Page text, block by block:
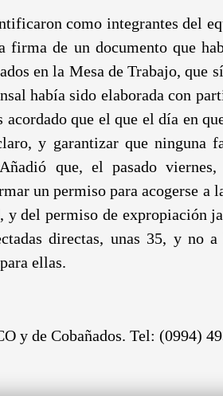
como integrantes del
firma de un documento que
en la Mesa de Trabajo,
había sido elaborada con
que el que el día en
y garantizar que
que, el pasado
un permiso para acogerse a
del permiso de expropiación
directas, unas 35, y no
ellas.
y de Cobañados. Tel: (0994)